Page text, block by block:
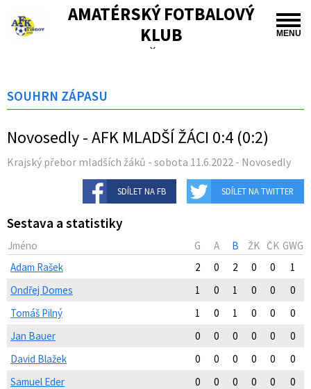
MENU
AMATÉRSKÝ FOTBALOVÝ
KLUB
TIŠNOV
SOUHRN ZÁPASU
Novosedly - AFK MLADŠÍ ŽÁCI 0:4 (0:2)
Krajský přebor mladších žáků - sobota 11.6.2022 - Novosedly
SDÍLET NA FB SDÍLET NA TWITTER
Sestava a statistiky
Jméno G A B ŽK ČK GWG
Adam Rašek
2 0 2 0 0
1
Ondřej Domes
1 0 1 0 0
0
Tomáš Pilný
1 0 1 0 0
0
Jan Bauer
0 0 0 0 0
0
David Blažek
0 0 0 0 0
0
Samuel Eder
0 0 0 0 0
0